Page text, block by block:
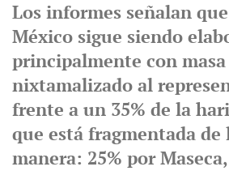
Los informes señalan
México sigue siendo
principalmente con
nixtamalizado al
frente a un 35% de la
que está fragmentada de
manera: 25% por